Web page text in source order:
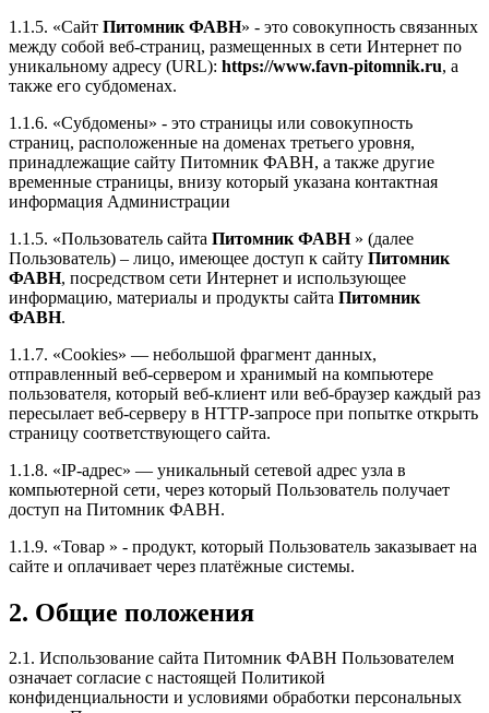
1.1.5. «Сайт Питомник ФАВН» - это совокупность связанных
между собой веб-страниц, размещенных в сети Интернет по
уникальному адресу (URL): https://www.favn-pitomnik.ru, а
также его субдоменах.
1.1.6. «Субдомены» - это страницы или совокупность
страниц, расположенные на доменах третьего уровня,
принадлежащие сайту Питомник ФАВН, а также другие
временные страницы, внизу который указана контактная
информация Администрации
1.1.5. «Пользователь сайта Питомник ФАВН » (далее
Пользователь) – лицо, имеющее доступ к сайту Питомник
ФАВН, посредством сети Интернет и использующее
информацию, материалы и продукты сайта Питомник
ФАВН.
1.1.7. «Cookies» — небольшой фрагмент данных,
отправленный веб-сервером и хранимый на компьютере
пользователя, который веб-клиент или веб-браузер каждый раз
пересылает веб-серверу в HTTP-запросе при попытке открыть
страницу соответствующего сайта.
1.1.8. «IP-адрес» — уникальный сетевой адрес узла в
компьютерной сети, через который Пользователь получает
доступ на Питомник ФАВН.
1.1.9. «Товар » - продукт, который Пользователь заказывает на
сайте и оплачивает через платёжные системы.
2. Общие положения
2.1. Использование сайта Питомник ФАВН Пользователем
означает согласие с настоящей Политикой
конфиденциальности и условиями обработки персональных